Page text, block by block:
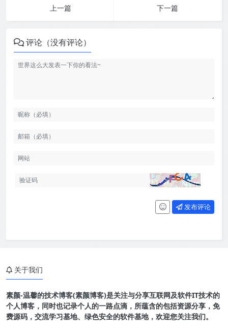
上一篇
下一篇
评论（没有评论）
发布评论
关于我们
素颜-温馨的技术博客(素颜博客)是关注与分享互联网及软件IT技术的
个人博客，同时也记录个人的一路点滴，所蕴含的包括资源分享，免
费源码，交流学习基地、绿色安全的软件基地，欢迎您关注我们。